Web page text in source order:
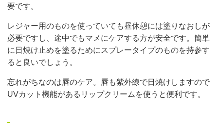
要です。
レジャー用のものを使っていても昼休憩には塗りなおしが
必要ですし、途中でもマメにケアする方が安全です。簡単
に日焼け止めを塗るためにスプレータイプのものを持参す
ると良いでしょう。
忘れがちなのは唇のケア。唇も紫外線で日焼けしますので
UVカット機能があるリップクリームを使うと便利です。